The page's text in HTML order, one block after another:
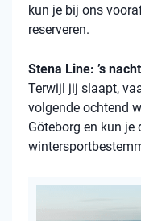
kun je bij ons
reserveren.
Stena Line: ’s
Terwijl jij slaapt,
volgende ochtend
Göteborg en kun je